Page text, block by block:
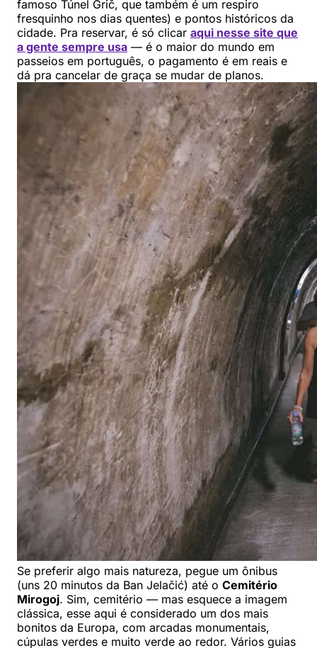
famoso Túnel Grič, que também é um respiro
fresquinho nos dias quentes) e pontos históricos da
cidade. Pra reservar, é só clicar aqui nesse site que
a gente sempre usa — é o maior do mundo em
passeios em português, o pagamento é em reais e
dá pra cancelar de graça se mudar de planos.
Se preferir algo mais natureza, pegue um ônibus
(uns 20 minutos da Ban Jelačić) até o Cemitério
Mirogoj. Sim, cemitério — mas esquece a imagem
clássica, esse aqui é considerado um dos mais
bonitos da Europa, com arcadas monumentais,
cúpulas verdes e muito verde ao redor. Vários guias